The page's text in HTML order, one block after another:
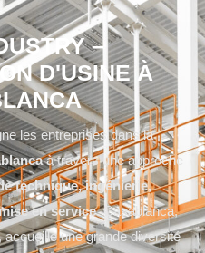
–
D'USINE À
les entreprises dans la
à travers une approche
technique, ingénierie,
en service. Casablanca,
une grande diversité